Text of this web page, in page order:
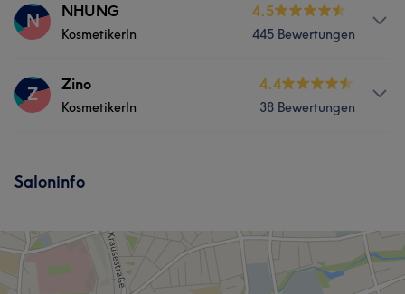
Services
N NHUNG
KosmetikerIn
4.5
445 Bewertungen
Services
Was unsere Kunden über NHUNG sagen
Herzlich
Z Zino
KosmetikerIn
4.4
38 Bewertungen
Saloninfo